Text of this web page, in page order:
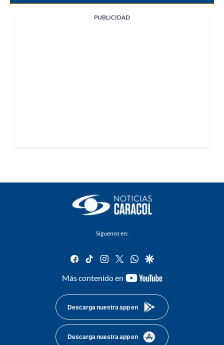
PUBLICIDAD
Síguenos en:
facebook
tiktok instagram
twitterwhatsapp
google
Más contenido en
youtube-
Descarga nuestra app en
Descarga nuestra app en